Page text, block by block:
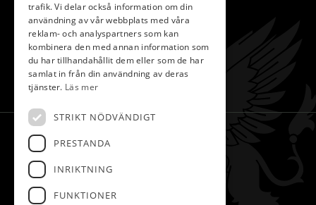
Kontakta Oss
Slope
Spela Golf
trafik. Vi delar också information om din
användning av vår webbplats med våra
reklam- och analyspartners som kan
kombinera den med annan information som
du har tillhandahållit dem eller som de har
samlat in från din användning av deras
tjänster. Läs mer
STRIKT NÖDVÄNDIGT
PRESTANDA
INRIKTNING
FUNKTIONER